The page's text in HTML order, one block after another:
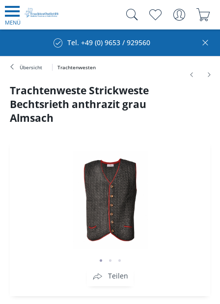
MENÜ
Tel. +49 (0) 9653 / 929560
Übersicht Trachtenwesten
Trachtenweste Strickweste
Bechtsrieth anthrazit grau
Almsach
Teilen